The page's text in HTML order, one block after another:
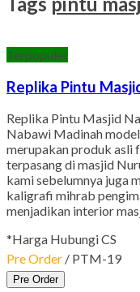
Terpopuler
Replika Pintu
Replika Pintu Masjid
Nabawi Madinah
merupakan produk asli
terpasang di masjid
kami sebelumnya juga
kaligrafi mihrab
menjadikan interior
*Harga Hubungi CS
Pre Order / PTM-19
Pre Order